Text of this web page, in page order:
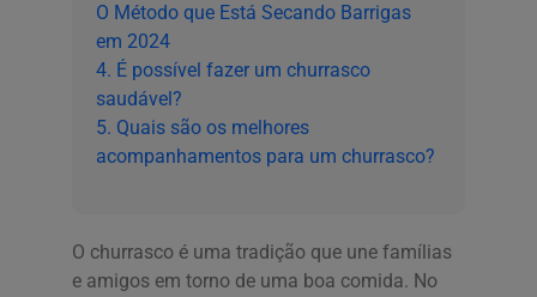
O Método que Está Secando Barrigas
em 2024
4. É possível fazer um churrasco
saudável?
5. Quais são os melhores
acompanhamentos para um churrasco?
O churrasco é uma tradição que une famílias
e amigos em torno de uma boa comida. No